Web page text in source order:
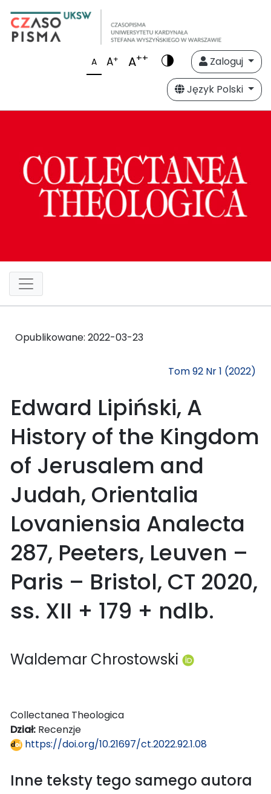
A A+ A++
Zaloguj
Język Polski
Opublikowane: 2022-03-23
Tom 92 Nr 1 (2022)
Edward Lipiński, A
History of the Kingdom
of Jerusalem and
Judah, Orientalia
Lovaniensia Analecta
287, Peeters, Leuven –
Paris – Bristol, CT 2020,
ss. XII + 179 + ndlb.
Waldemar Chrostowski
Collectanea Theologica
Dział: Recenzje
https://doi.org/10.21697/ct.2022.92.1.08
Inne teksty tego samego autora